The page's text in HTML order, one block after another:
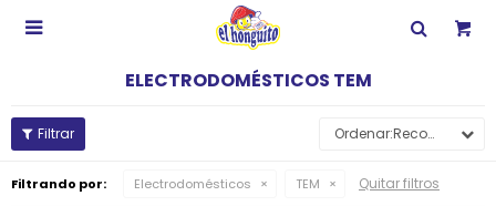

ELECTRODOMÉSTICOS TEM
Recomendados
Filtrando por: Electrodomésticos TEM Quitar filtros